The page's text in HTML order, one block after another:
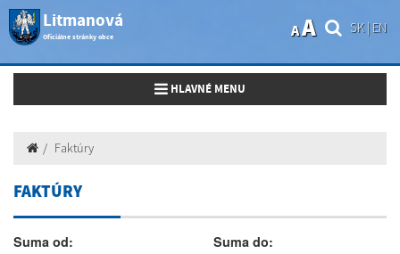
Litmanová
Oficiálne stránky obce
SK| EN
AA
Toggle navigation
HLAVNÉ MENU
Faktúry
FAKTÚRY
Suma od: Suma do: